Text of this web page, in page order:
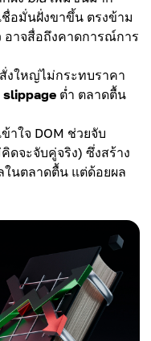
ชื่อมั่นฝั่งขาขึ้น ตรงข้าม
าจสื่อถึงคาดการณ์การ
งใหญ่ไม่กระทบราคา
slippage ต่ำ ตลาดตื้น
าใจ DOM ช่วยจับ
ดจะจับคู่จริง) ซึ่งสร้าง
นตลาดตื้น แต่ด้อยผล